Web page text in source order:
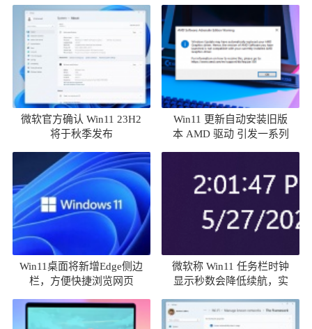
微软官方确认 Win11 23H2
将于秋季发布
Win11 更新自动安装旧版
本 AMD 驱动 引发一系列
Win11桌面将新增Edge侧边
栏，方便快捷浏览网页
微软称 Win11 任务栏时钟
显示秒数会降低续航，实